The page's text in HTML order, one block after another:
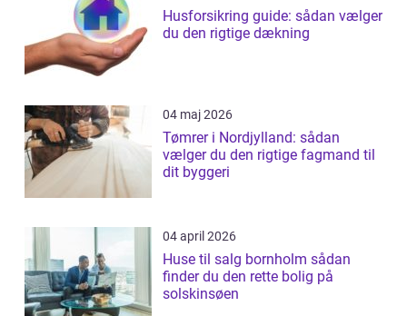
Husforsikring guide: sådan vælger
du den rigtige dækning
04 maj 2026
Tømrer i Nordjylland: sådan
vælger du den rigtige fagmand til
dit byggeri
04 april 2026
Huse til salg bornholm sådan
finder du den rette bolig på
solskinsøen